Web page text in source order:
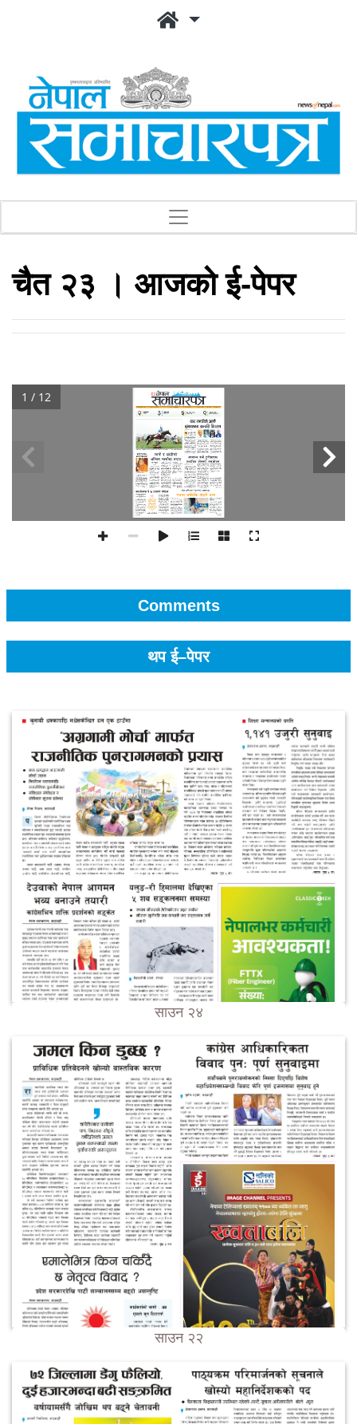
चैत २३ । आजको ई-पेपर
1 / 12
Comments
थप ई–पेपर
साउन २४
साउन २२